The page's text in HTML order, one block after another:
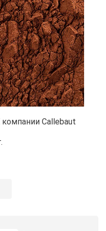
BRUTE
Callebaut